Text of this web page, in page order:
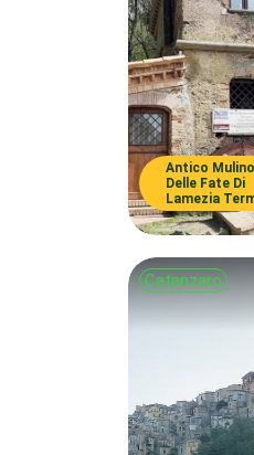
Antico Mulino
Delle Fate Di
Lamezia
Catanzaro